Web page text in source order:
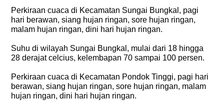
Perkiraan cuaca di Kecamatan Sungai Bungkal, pagi
hari berawan, siang hujan ringan, sore hujan ringan,
malam hujan ringan, dini hari hujan ringan.
Suhu di wilayah Sungai Bungkal, mulai dari 18 hingga
28 derajat celcius, kelembapan 70 sampai 100 persen.
Perkiraan cuaca di Kecamatan Pondok Tinggi, pagi hari
berawan, siang hujan ringan, sore hujan ringan, malam
hujan ringan, dini hari hujan ringan.